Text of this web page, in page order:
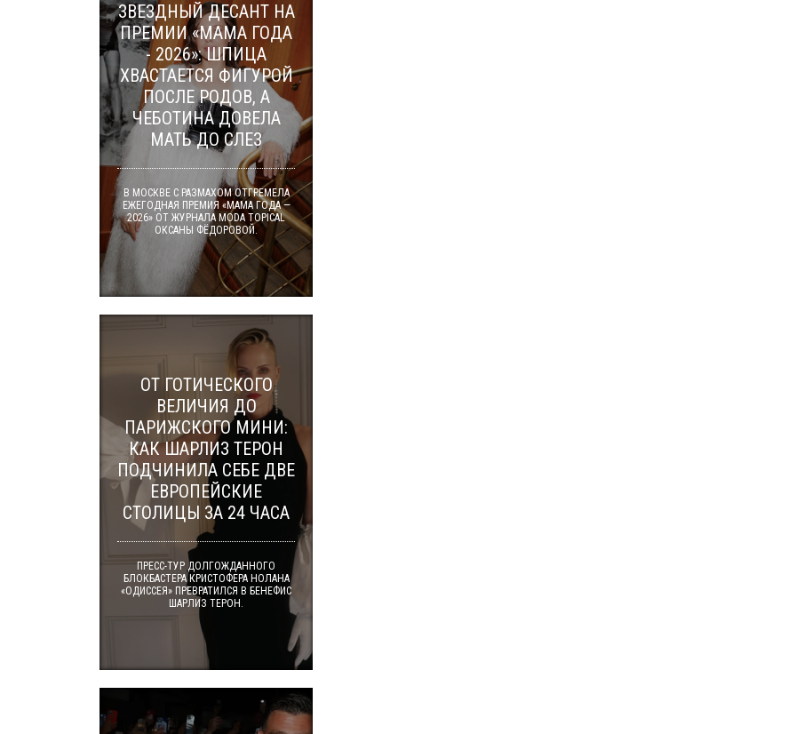
ЗВЕЗДНЫЙ ДЕСАНТ НА
ПРЕМИИ «МАМА ГОДА
- 2026»: ШПИЦА
ХВАСТАЕТСЯ ФИГУРОЙ
ПОСЛЕ РОДОВ, А
ЧЕБОТИНА ДОВЕЛА
МАТЬ ДО СЛЕЗ
В МОСКВЕ С РАЗМАХОМ ОТГРЕМЕЛА
ЕЖЕГОДНАЯ ПРЕМИЯ «МАМА ГОДА —
2026» ОТ ЖУРНАЛА MODA TOPICAL
ОКСАНЫ ФЁДОРОВОЙ.
ОТ ГОТИЧЕСКОГО
ВЕЛИЧИЯ ДО
ПАРИЖСКОГО МИНИ:
КАК ШАРЛИЗ ТЕРОН
ПОДЧИНИЛА СЕБЕ ДВЕ
ЕВРОПЕЙСКИЕ
СТОЛИЦЫ ЗА 24 ЧАСА
ПРЕСС-ТУР ДОЛГОЖДАННОГО
БЛОКБАСТЕРА КРИСТОФЕРА НОЛАНА
«ОДИССЕЯ» ПРЕВРАТИЛСЯ В БЕНЕФИС
ШАРЛИЗ ТЕРОН.